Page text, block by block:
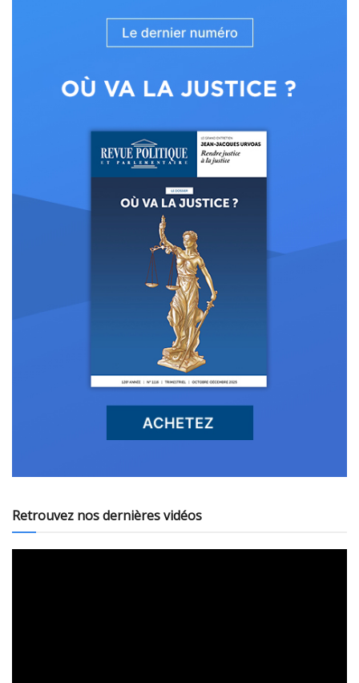
Retrouvez nos dernières vidéos